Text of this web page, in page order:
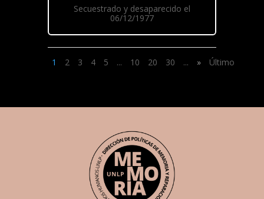
Secuestrado y desaparecido el
06/12/1977
1 2 3 4 5 ... 10 20 30 ... » Último